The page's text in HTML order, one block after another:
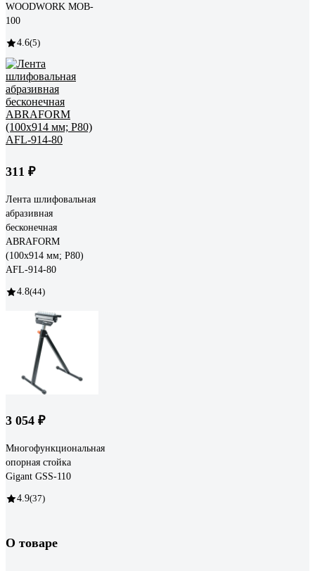
WOODWORK MOB-
100
4.6(5)
311 ₽
Лента шлифовальная
абразивная
бесконечная
ABRAFORM
(100x914 мм; P80)
AFL-914-80
4.8(44)
3 054 ₽
Многофункциональная
опорная стойка
Gigant GSS-110
4.9(37)
О товаре